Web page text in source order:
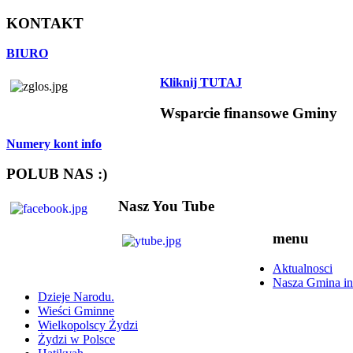
KONTAKT
BIURO
Kliknij TUTAJ
Wsparcie finansowe Gminy
Numery kont info
POLUB NAS :)
Nasz You Tube
menu
Aktualnosci
Nasza Gmina
Dzieje Narodu.
Wieści Gminne
Wielkopolscy Żydzi
Żydzi w Polsce